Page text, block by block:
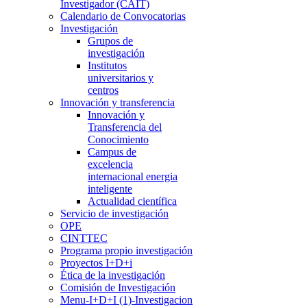
Investigador (CAIT)
Calendario de Convocatorias
Investigación
Grupos de
investigación
Institutos
universitarios y
centros
Innovación y transferencia
Innovación y
Transferencia del
Conocimiento
Campus de
excelencia
internacional energia
inteligente
Actualidad científica
Servicio de investigación
OPE
CINTTEC
Programa propio investigación
Proyectos I+D+i
Ética de la investigación
Comisión de Investigación
Menu-I+D+I (1)-Investigacion